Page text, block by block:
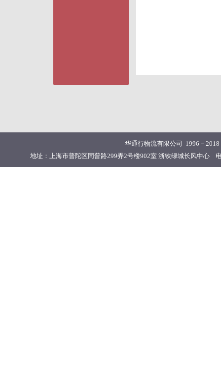
华通行物流有限公司 1996－
地址：上海市普陀区同普路299弄2号楼902室 浙铁绿城长风中心